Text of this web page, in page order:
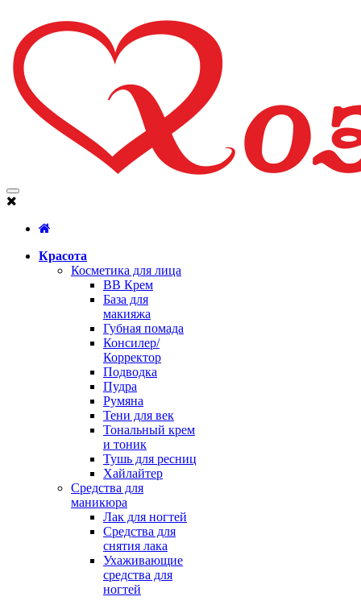
Красота
Косметика для лица
BB Крем
База для
макияжа
Губная помада
Консилер/
Корректор
Подводка
Пудра
Румяна
Тени для век
Тональный крем
и тоник
Тушь для ресниц
Хайлайтер
Средства для
маникюра
Лак для ногтей
Средства для
снятия лака
Ухаживающие
средства для
ногтей